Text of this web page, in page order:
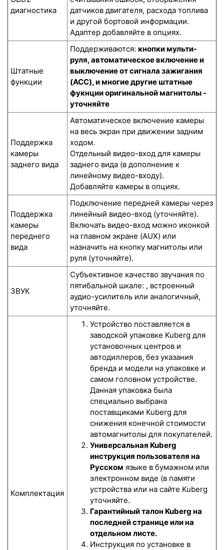
диагностика
датчиков двигателя, расхода топлива
и другой бортовой информации.
Адаптер добавляйте в опциях.
Штатные
функции
Поддерживаются: кнопки мульти-
руля, автоматическое включение и
выключение от сигнала зажигания
(ACC), и многие другие штатные
фукнции оригинальной магнитолы -
уточняйте
Поддержка
камеры
заднего вида
Автоматическое включение камеры
на весь экран при движении задним
ходом.
Отдельный видео-вход для камеры
заднего вида (в дополнение к
линейному видео-входу).
Добавляйте камеры в опциях.
Поддержка
камеры
переднего
вида
Подключение передней камеры через
линейный видео-вход (уточняйте).
Включать видео-вход можно иконкой
на главном экране (AUX) или
назначить на кнопку магнитолы или
руля (уточняйте).
ЗВУК
Субъективное качество звучания по
пятибальной шкале: , встроенный
аудио-усилитель или аналогичный,
уточняйте.
Комплектация
Устройство поставляется в
заводской упаковке Kuberg для
установочных центров и
автодиллеров, без указания
бренда и модели на упаковке и
самом головном устройстве.
Данная упаковка была
специально выбрана
поставщиками Kuberg для
снижения конечной стоимости
автомагнитолы для покупателей.
Универсальная Kuberg
инструкция пользователя на
Русском языке в бумажном или
электронном виде (в памяти
устройства или на сайте Kuberg
уточняйте.
Гарантийный талон Kuberg на
последней странице или на
отдельном листе.
Инструкция по установке в